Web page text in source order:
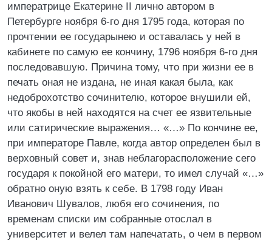
императрице Екатерине II лично автором в
Петербурге ноября 6-го дня 1795 года, которая по
прочтении ее государынею и оставалась у ней в
кабинете по самую ее кончину, 1796 ноября 6-го дня
последовавшую. Причина тому, что при жизни ее в
печать оная не издана, не иная какая была, как
недоброхотство сочинителю, которое внушили ей,
что якобы в ней находятся на счет ее язвительные
или сатирические выражения… «…» По кончине ее,
при императоре Павле, когда автор определен был в
верховный совет и, знав неблагорасположение сего
государя к покойной его матери, то имел случай «…»
обратно оную взять к себе. В 1798 году Иван
Иванович Шувалов, любя его сочинения, по
временам списки им собранные отослал в
университет и велел там напечатать, о чем в первом